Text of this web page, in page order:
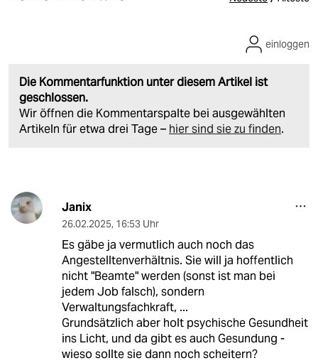
Die Kommentarfunktion unter diesem Artikel ist
geschlossen.
Wir öffnen die Kommentarspalte bei ausgewählten
Artikeln für etwa drei Tage – hier sind sie zu finden.
einloggen
Janix
26.02.2025, 16:53 Uhr
Es gäbe ja vermutlich auch noch das
Angestelltenverhältnis. Sie will ja hoffentlich
nicht "Beamte" werden (sonst ist man bei
jedem Job falsch), sondern
Verwaltungsfachkraft, ...
Grundsätzlich aber holt psychische Gesundheit
ins Licht, und da gibt es auch Gesundung -
wieso sollte sie dann noch scheitern?